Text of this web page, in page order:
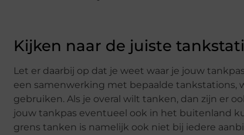
Kijken naar de juiste
Let er daarbij op dat je weet waar je jouw
een samenwerking met bepaalde tankstations,
gebruiken. Als je overal wilt tanken, dan zijn er
jouw tankpas eventueel ook in het buitenland
grens tanken is namelijk ook niet bij iedere